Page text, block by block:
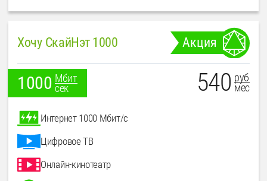
Хочу СкайНэт 1000 Акция
1000 Мбит
сек
540 руб
мес
Интернет 1000 Мбит/с
Цифровое ТВ
Онлайн-кинотеатр